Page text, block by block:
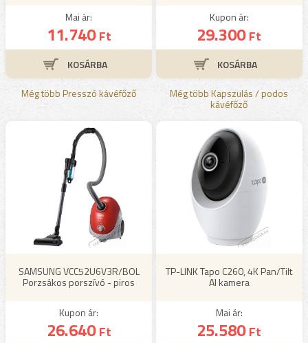
Mai ár:
11.740Ft
Még több Presszó kávéfőző
Kupon ár:
29.300Ft
Még több Kapszulás / podos
kávéfőző
SAMSUNG VCC52U6V3R/BOL
Porzsákos porszívó - piros
Kupon ár:
26.640Ft
TP-LINK Tapo C260, 4K Pan/Tilt
AI kamera
Mai ár:
25.580Ft